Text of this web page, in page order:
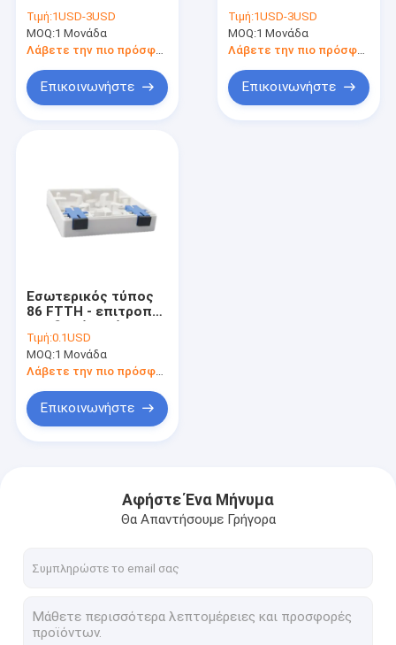
τελικό κιβώτιο
οπτικών ινών
εξόδου ftth μίνι
Τιμή:1USD-3USD
MOQ:1 Μονάδα
Λάβετε την πιο πρόσφατη τιμή
Επικοινωνήστε
μπαλωμάτων
οπτικών ινών τελικό
κιβώτιο πυρήνων
Τιμή:1USD-3USD
MOQ:1 Μονάδα
Λάβετε την πιο πρόσφατη τιμή
Επικοινωνήστε
Εσωτερικός τύπος
86 FTTH - επιτροπή
παραθύρων λήξης
οπτικών ινών
παραθύρων
πυρήνων
Τιμή:0.1USD
MOQ:1 Μονάδα
Λάβετε την πιο πρόσφατη τιμή
Επικοινωνήστε
Αφήστε Ένα Μήνυμα
Θα Απαντήσουμε Γρήγορα